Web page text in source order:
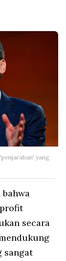
yang
secara
sangat